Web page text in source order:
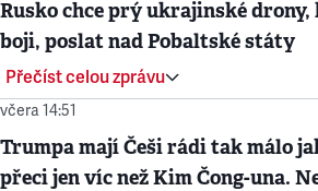
Rusko chce prý ukrajinské
boji, poslat nad Pobaltské státy
Přečíst celou zprávu
včera 14:51
Trumpa mají Češi rádi tak málo
přeci jen víc než Kim Čong-una.